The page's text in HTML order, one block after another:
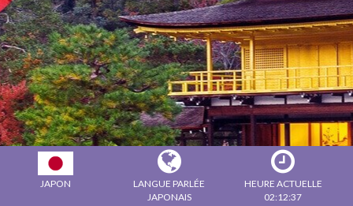
JAPON
LANGUE PARLÉE
JAPONAIS
HEURE ACTUELLE
02:12:38